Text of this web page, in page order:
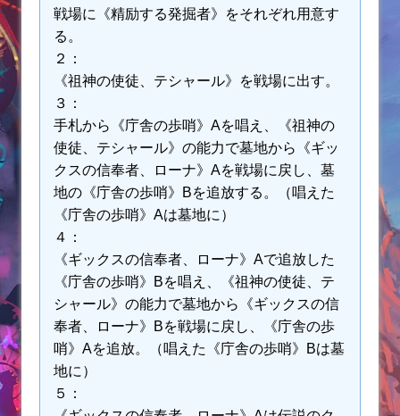
戦場に《精励する発掘者》をそれぞれ用意す
る。
２：
《祖神の使徒、テシャール》を戦場に出す。
３：
手札から《庁舎の歩哨》Aを唱え、《祖神の
使徒、テシャール》の能力で墓地から《ギッ
クスの信奉者、ローナ》Aを戦場に戻し、墓
地の《庁舎の歩哨》Bを追放する。（唱えた
《庁舎の歩哨》Aは墓地に）
４：
《ギックスの信奉者、ローナ》Aで追放した
《庁舎の歩哨》Bを唱え、《祖神の使徒、テ
シャール》の能力で墓地から《ギックスの信
奉者、ローナ》Bを戦場に戻し、《庁舎の歩
哨》Aを追放。（唱えた《庁舎の歩哨》Bは墓
地に）
５：